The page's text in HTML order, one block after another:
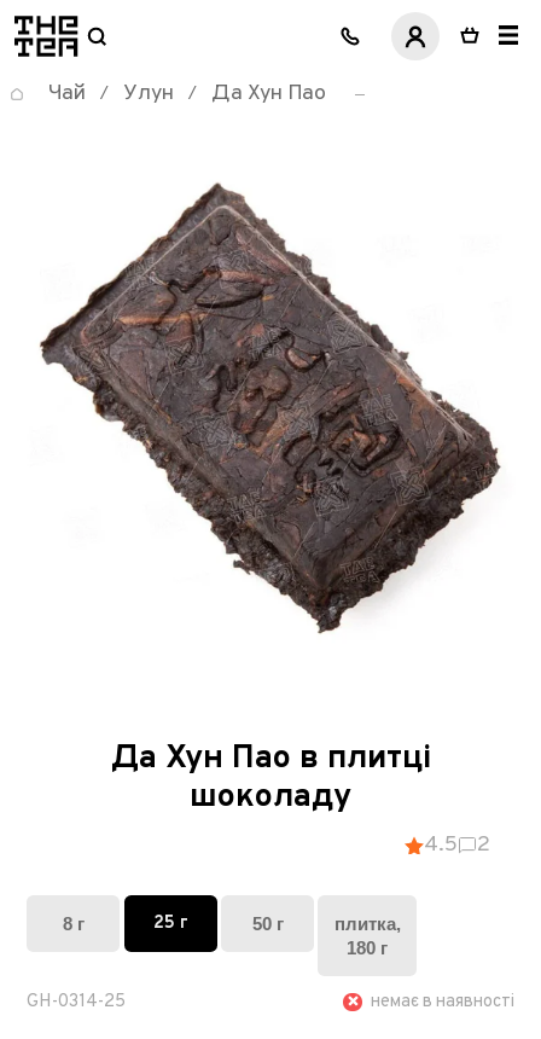
логотип
Чай / Улун / Да Хун Пао
Да Хун Пао в плитці
шоколаду
4.5 2
8 г 25 г 50 г
плитка,
180 г
GH-0314-25 немає в наявності